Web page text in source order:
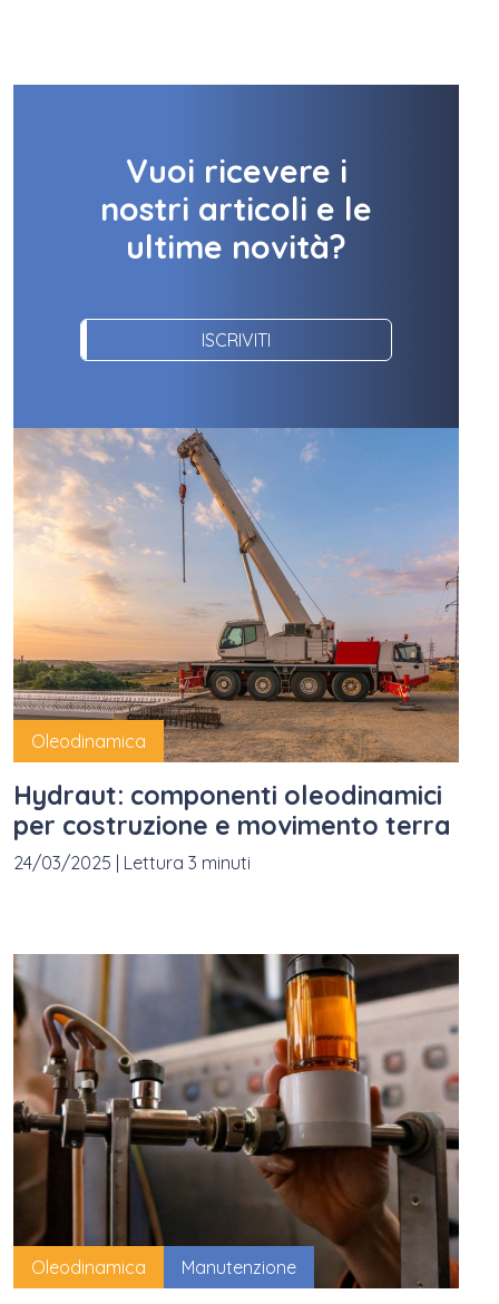
Vuoi ricevere i
nostri articoli e le
ultime novità?
ISCRIVITI
Oleodinamica
Hydraut: componenti oleodinamici
per costruzione e movimento terra
24/03/2025 Lettura 3 minuti
Oleodinamica Manutenzione